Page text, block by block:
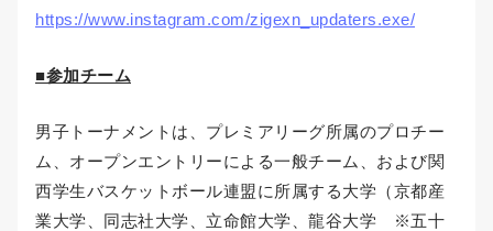
https://www.instagram.com/zigexn_updaters.exe/
■参加チーム
男子トーナメントは、プレミアリーグ所属のプロチー
ム、オープンエントリーによる一般チーム、および関
西学生バスケットボール連盟に所属する大学（京都産
業大学、同志社大学、立命館大学、龍谷大学 ※五十